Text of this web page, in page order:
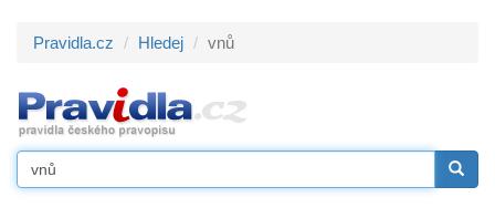
Pravidla.cz Hledej vnů